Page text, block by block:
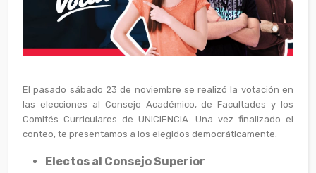
El pasado sábado 23 de noviembre se realizó la votación en
las elecciones al Consejo Académico, de Facultades y los
Comités Curriculares de UNICIENCIA. Una vez finalizado el
conteo, te presentamos a los elegidos democráticamente.
Electos al Consejo Superior